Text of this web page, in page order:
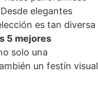
elegantes
es tan diversa
5 mejores
solo una
un festín visual